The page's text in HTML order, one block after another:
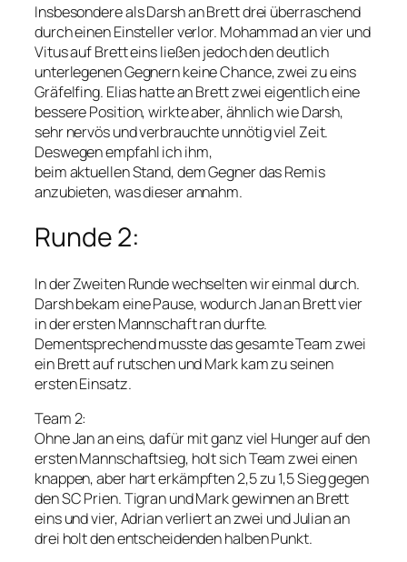
Insbesondere als Darsh an Brett drei überraschend
durch einen Einsteller verlor. Mohammad an vier und
Vitus auf Brett eins ließen jedoch den deutlich
unterlegenen Gegnern keine Chance, zwei zu eins
Gräfelfing. Elias hatte an Brett zwei eigentlich eine
bessere Position, wirkte aber, ähnlich wie Darsh,
sehr nervös und verbrauchte unnötig viel Zeit.
Deswegen empfahl ich ihm,
beim aktuellen Stand, dem Gegner das Remis
anzubieten, was dieser annahm.
Runde 2:
In der Zweiten Runde wechselten wir einmal durch.
Darsh bekam eine Pause, wodurch Jan an Brett vier
in der ersten Mannschaft ran durfte.
Dementsprechend musste das gesamte Team zwei
ein Brett auf rutschen und Mark kam zu seinen
ersten Einsatz.
Team 2:
Ohne Jan an eins, dafür mit ganz viel Hunger auf den
ersten Mannschaftsieg, holt sich Team zwei einen
knappen, aber hart erkämpften 2,5 zu 1,5 Sieg gegen
den SC Prien. Tigran und Mark gewinnen an Brett
eins und vier, Adrian verliert an zwei und Julian an
drei holt den entscheidenden halben Punkt.